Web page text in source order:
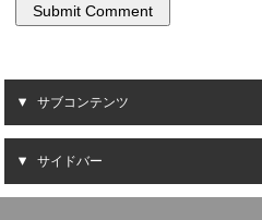
サブコンテンツ
サイドバー